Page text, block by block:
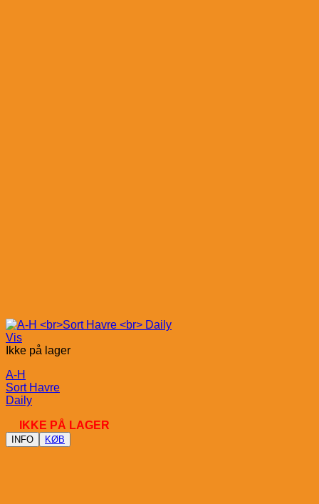
Vis
Ikke på lager
A-H
Sort Havre
Daily
IKKE PÅ LAGER
INFO KØB